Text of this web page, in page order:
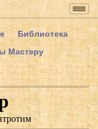
Библиотека
Мастеру